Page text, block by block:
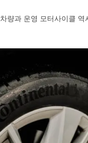
량과 운영 모터사이클